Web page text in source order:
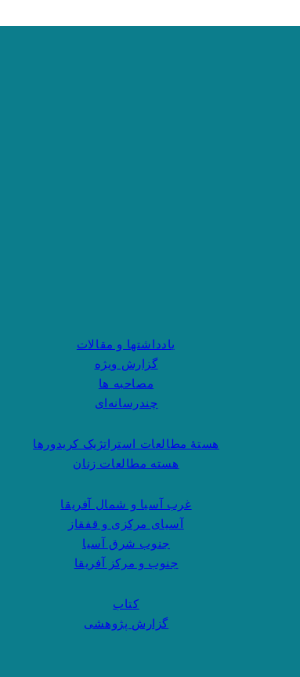
یادداشتها و مقالات
گزارش ویژه
مصاحبه ها
چندرسانه‌ای
هستهٔ مطالعات استراتژیک کریدورها
هسته مطالعات زنان
غرب آسیا و شمال آفریقا
آسیای مرکزی و قفقاز
جنوب شرق آسیا
جنوب و مرکز آفریقا
کتاب
گزارش پژوهشی